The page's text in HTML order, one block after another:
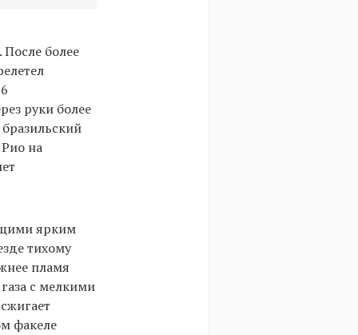
более
руки более
на
ярким
тихому
пламя
с мелкими
факеле